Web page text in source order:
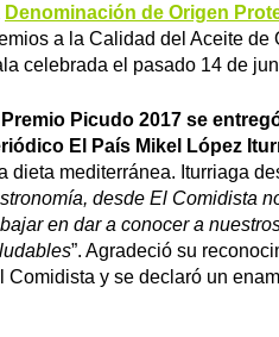
Denominación de Origen
a la Calidad del Aceite de
celebrada el pasado 14 de
Premio Picudo 2017 se
El País Mikel López
dieta mediterránea. Iturriaga
desde El Comidista
en dar a conocer a
”. Agradeció su
Comidista y se declaró un